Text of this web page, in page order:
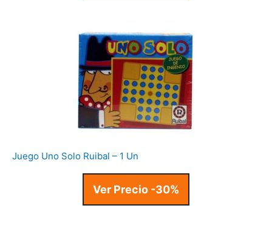
Juego Uno Solo Ruibal – 1 Un
Ver Precio -30%